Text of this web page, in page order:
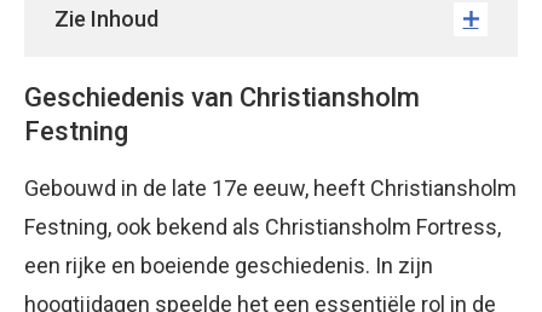
Zie Inhoud
Geschiedenis van Christiansholm
Festning
Gebouwd in de late 17e eeuw, heeft Christiansholm
Festning, ook bekend als Christiansholm Fortress,
een rijke en boeiende geschiedenis. In zijn
hoogtijdagen speelde het een essentiële rol in de